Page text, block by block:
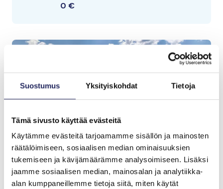
Suostumus Yksityiskohdat Tietoja
Tämä sivusto käyttää evästeitä
Käytämme evästeitä tarjoamamme sisällön ja mainosten
räätälöimiseen, sosiaalisen median ominaisuuksien
tukemiseen ja kävijämäärämme analysoimiseen. Lisäksi
jaamme sosiaalisen median, mainosalan ja analytiikka-
alan kumppaneillemme tietoja siitä, miten käytät
0 €